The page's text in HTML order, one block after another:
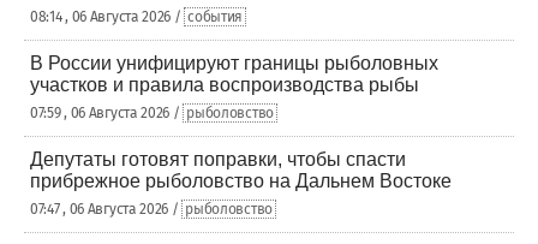
08:14 , 06 Августа 2026 / события
В России унифицируют границы рыболовных
участков и правила воспроизводства рыбы
07:59 , 06 Августа 2026 / рыболовство
Депутаты готовят поправки, чтобы спасти
прибрежное рыболовство на Дальнем Востоке
07:47 , 06 Августа 2026 / рыболовство